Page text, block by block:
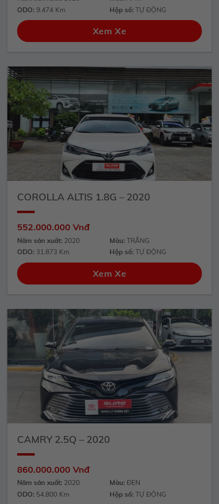
ODO:9.474 Km Hộp số: TỰ ĐỘNG
Xem Xe
COROLLA ALTIS 1.8G – 2020
552.000.000 Vnđ
Năm sản xuất:2020 Màu: TRẮNG
ODO:31.873 Km Hộp số: TỰ ĐỘNG
Xem Xe
CAMRY 2.5Q – 2020
860.000.000 Vnđ
Năm sản xuất:2020 Màu: ĐEN
ODO:54.800 Km Hộp số: TỰ ĐỘNG